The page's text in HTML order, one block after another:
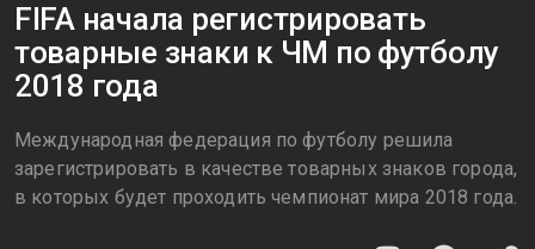
FIFA начала регистрировать
товарные знаки к ЧМ по футболу
2018 года
Международная федерация по футболу решила
зарегистрировать в качестве товарных знаков города,
в которых будет проходить чемпионат мира 2018 года.